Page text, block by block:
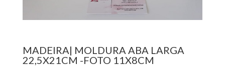
MADEIRA| MOLDURA ABA LARGA
22,5X21CM -FOTO 11X8CM